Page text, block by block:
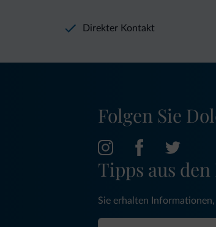
Direkter Kontakt
Folgen Sie
Tipps aus
Sie erhalten